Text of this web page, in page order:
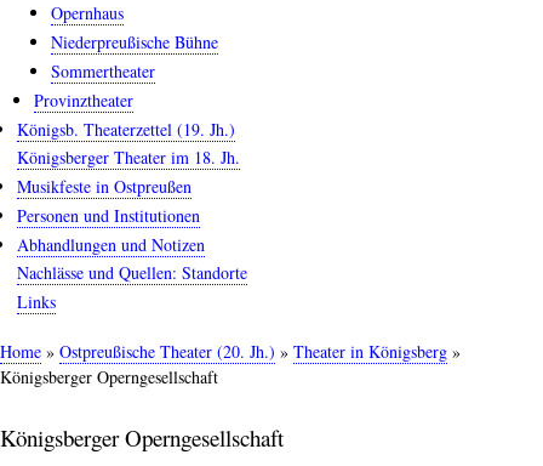
Opernhaus
Niederpreußische Bühne
Sommertheater
Provinztheater
Königsb. Theaterzettel (19. Jh.)
Königsberger Theater im 18. Jh.
Musikfeste in Ostpreußen
Personen und Institutionen
Abhandlungen und Notizen
Nachlässe und Quellen: Standorte
Links
Pfadnavigation
Home Ostpreußische Theater (20. Jh.)
Theater in Königsberg
Königsberger Operngesellschaft
Königsberger Operngesellschaft